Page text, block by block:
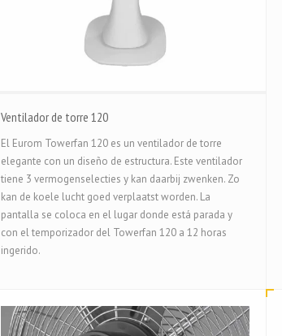
Ventilador de torre 120
El Eurom Towerfan 120 es un ventilador de torre
elegante con un diseño de estructura. Este ventilador
tiene 3 vermogenselecties y kan daarbij zwenken. Zo
kan de koele lucht goed verplaatst worden. La
pantalla se coloca en el lugar donde está parada y
con el temporizador del Towerfan 120 a 12 horas
ingerido.